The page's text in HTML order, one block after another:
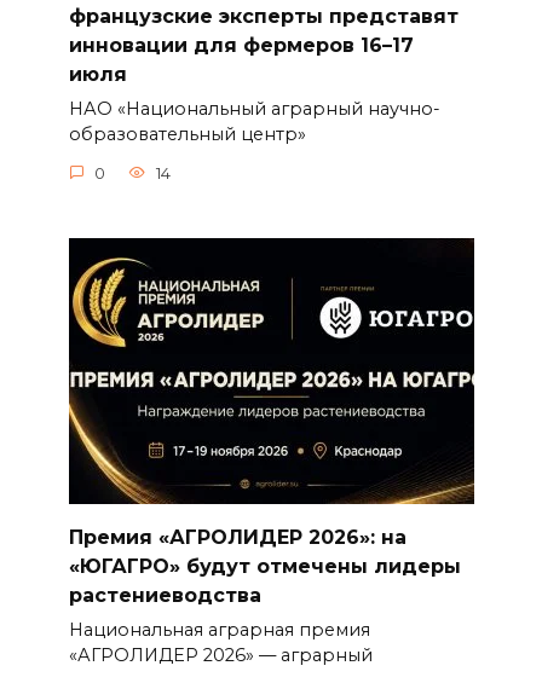
французские эксперты представят
инновации для фермеров 16–17
июля
НАО «Национальный аграрный научно-
образовательный центр»
0 14
Премия «АГРОЛИДЕР 2026»: на
«ЮГАГРО» будут отмечены лидеры
растениеводства
Национальная аграрная премия
«АГРОЛИДЕР 2026» — аграрный